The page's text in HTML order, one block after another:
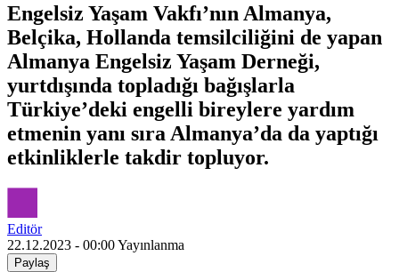
Engelsiz Yaşam Vakfı’nın Almanya,
Belçika, Hollanda temsilciliğini de yapan
Almanya Engelsiz Yaşam Derneği,
yurtdışında topladığı bağışlarla
Türkiye’deki engelli bireylere yardım
etmenin yanı sıra Almanya’da da yaptığı
etkinliklerle takdir topluyor.
Editör
22.12.2023 - 00:00Yayınlanma
Paylaş